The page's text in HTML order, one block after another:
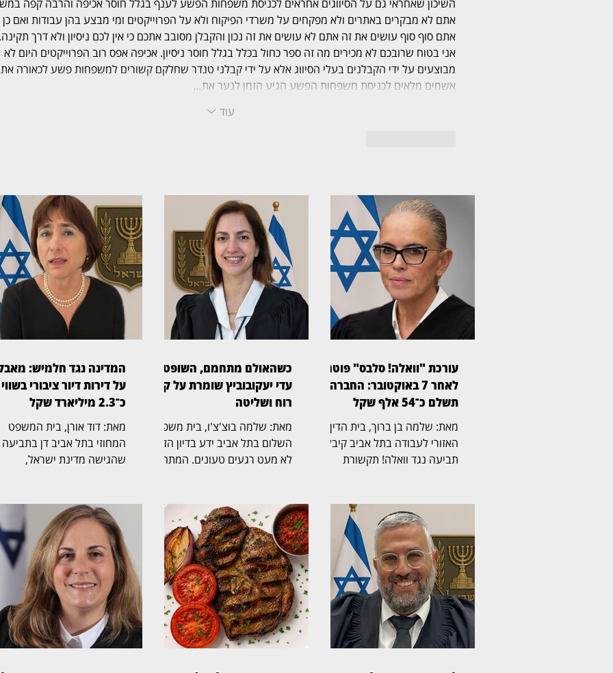
השיכון שאחראי גם על הסיווגים אחראים לכניסת משפחות הפשע לענף בגלל חוסר אכיפה והרבה קפה
אתם לא מבקרים באתרים ולא מפקחים על משרדי הפיקוח ולא על הפרוייקטים ומי מבצע בהן עבודות ואם כן
אתם סוף סוף עושים את זה אתם לא עושים את זה נכון והקבלן מסובב אתכם כי אין לכם ניסיון ולא דרך
אני בטוח שרובכם לא מכירים מה זה ספר כחול בכלל בגלל חוסר ניסיון. אכיפה אפס רוב הפרוייקטים היום לא
מבוצעים על ידי הקבלנים בעלי הסיווג אלא על ידי קבלני טנדר שחלקם קשורים למשפחות פשע לכאורה
אשמים מלאים לכניסת משפחות הפשע הגיע הזמן לנער את…
עוד
עורכת "וואלה! סלבס" פוטרה
לאחר 7 באוקטובר: החברה
תשלם כ־54 אלף שקל
מאת: שלמה בן ברוך, בית הדין
האזורי לעבודה בתל אביב קיבל
תביעה נגד וואלה! תקשורת
מביתה בקיבוץ מפלסים בעקבות
אירועי 7 באוקטובר. נשיאת בית
הדין, השופטת אריאלה גילצר־כץ,
קבעה כי החברה לא הוכיחה
שהפיטורים נבעו משיקולים
מקצועיים בלבד, וכי היה עליה
לנהוג ברגישות כלפי עובדת
שפונתה והמשיכה לעבוד מרחוק.
התביעה נולדה לאחר שמיטל
כשהאולם מתחמם, השופטת
עדי יעקובוביץ שומרת על קור
רוח ושליטה
מאת: שלמה בוצ'צ'ו, בית משפט
השלום בתל אביב ידע בדיון הזה
לא מעט רגעים טעונים. המתח
לדברי זה. בתוך כל אלה בלטה
השופטת עדי יעקובוביץ (בצילום)
בניהול שקט ובטוח. היא נתנה
לצדדים לדבר, אפשרה לטענות
להישמע, וכשהדיון גלש ידעה
לעצור, להציב גבול ולהחזיר את
האולם לעניינו. במוקד הדיון
עמדה בקשת המדינה לעצור את
אנדריי שובין עד תום ההליכים.
המדינה נגד חלמיש:
על דירות דיור ציבורי בשווי
כ־2.3 מיליארד שקל
מאת: דוד אורן, בית המשפט
המחוזי בתל אביב דן בתביעה
שהגישה מדינת ישראל,
הממשלתית־עירונית לדיור,
לשיקום ולהתחדשות שכונות
אביב־יפו. התיק הובא בפני
השופטת הדסה אסיף
ובמרכזו מחלוקת על זכויות
הבעלות ב־1,314 דירות דיור
ציבורי. לטענת המדינה,
שבמחלוקת הן נכסים
"רכוש בהשקעה", שנבנו,